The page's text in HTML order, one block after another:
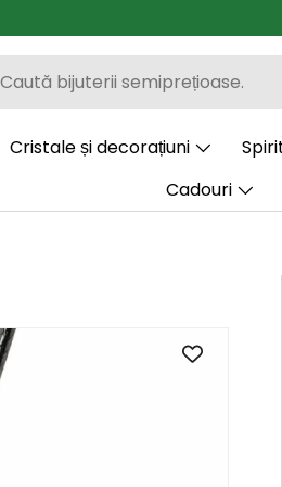
Cristale și decorațiuni
Cadouri